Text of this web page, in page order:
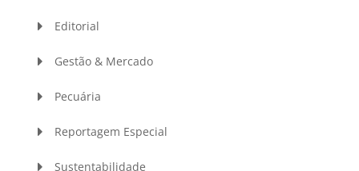
Editorial
Gestão & Mercado
Pecuária
Reportagem Especial
Sustentabilidade